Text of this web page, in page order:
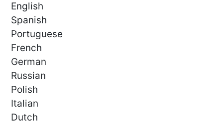
English
Spanish
Portuguese
French
German
Russian
Polish
Italian
Dutch